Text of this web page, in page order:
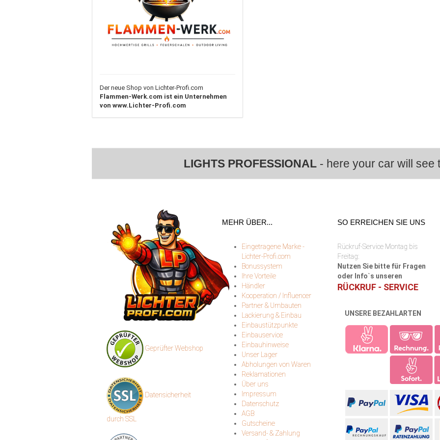
Der neue Shop von Lichter-Profi.com
Flammen-Werk.com ist ein Unternehmen
von www.Lichter-Profi.com
LIGHTS PROFESSIONAL- here your car will see
Geprüfter Webshop
Datensicherheit
durch SSL
MEHR ÜBER...
Eingetragene Marke -
Lichter-Profi.com
Bonussystem
Ihre Vorteile
Händler
Kooperation / Influencer
Partner & Umbauten
Lackierung & Einbau
Einbaustützpunkte
Einbauservice
Einbauhinweise
Unser Lager
Abholungen von Waren
Reklamationen
Über uns
Impressum
Datenschutz
AGB
Gutscheine
Versand- & Zahlung
SO ERREICHEN SIE UNS
Rückruf-Service Montag bis
Freitag:
Nutzen Sie bitte für Fragen
oder Info`s unseren
RÜCKRUF - SERVICE
UNSERE BEZAHLARTEN